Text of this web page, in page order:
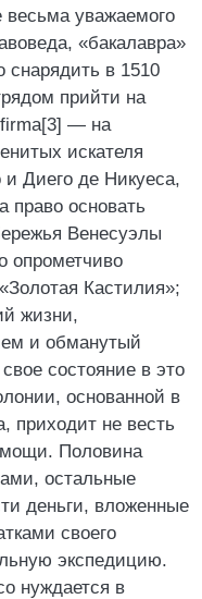
уважаемого
«бакалавра»
в 1510
прийти на
— на
искателя
Диего де Никуеса,
право основать
Венесуэлы
опрометчиво
Кастилия»;
жизни,
и обманутый
состояние в это
основанной в
приходит не весть
Половина
остальные
деньги, вложенные
своего
экспедицию.
нуждается в